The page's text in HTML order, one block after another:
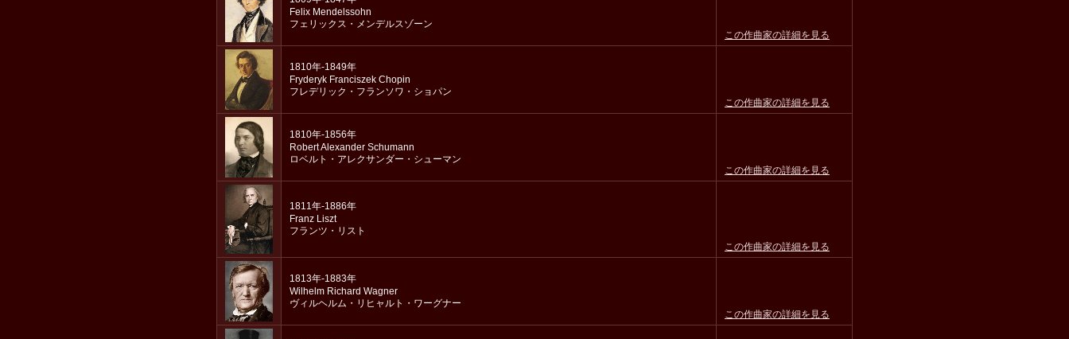
Felix Mendelssohn
フェリックス・メンデルスゾーン
この作曲家の詳細を見る
1810年-1849年
Fryderyk Franciszek Chopin
フレデリック・フランソワ・ショパン
この作曲家の詳細を見る
1810年-1856年
Robert Alexander Schumann
ロベルト・アレクサンダー・シューマン
この作曲家の詳細を見る
1811年-1886年
Franz Liszt
フランツ・リスト
この作曲家の詳細を見る
1813年-1883年
Wilhelm Richard Wagner
ヴィルヘルム・リヒャルト・ワーグナー
この作曲家の詳細を見る